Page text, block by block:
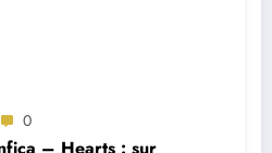
0
– Hearts : sur